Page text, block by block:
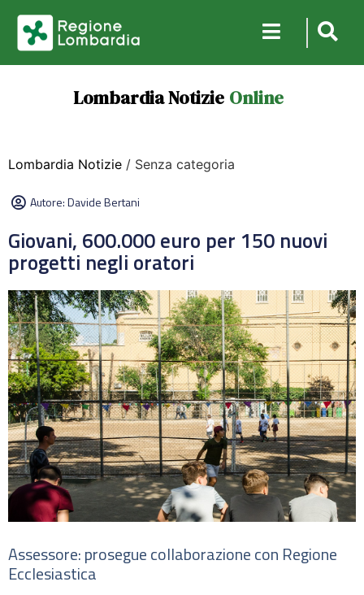
Lombardia Notizie Online
Lombardia Notizie / Senza categoria
Autore:Davide Bertani
Giovani, 600.000 euro per 150 nuovi
progetti negli oratori
Assessore: prosegue collaborazione con Regione
Ecclesiastica